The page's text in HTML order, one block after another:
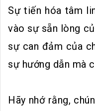
Sự tiến hóa tâm
vào sự sẵn lòng
sự can đảm của
sự hướng dẫn mà
Hãy nhớ rằng,